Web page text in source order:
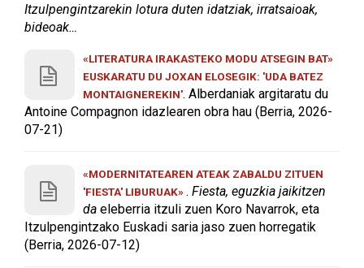
Itzulpengintzarekin lotura duten idatziak, irratsaioak,
bideoak…
«LITERATURA IRAKASTEKO MODU ATSEGIN BAT»
EUSKARATU DU JOXAN ELOSEGIK: 'UDA BATEZ
MONTAIGNEREKIN'. Alberdaniak argitaratu du
Antoine Compagnon idazlearen obra hau (Berria, 2026-
07-21)
«MODERNITATEAREN ATEAK ZABALDU ZITUEN
'FIESTA' LIBURUAK». Fiesta, eguzkia jaikitzen
da eleberria itzuli zuen Koro Navarrok, eta
Itzulpengintzako Euskadi saria jaso zuen horregatik
(Berria, 2026-07-12)